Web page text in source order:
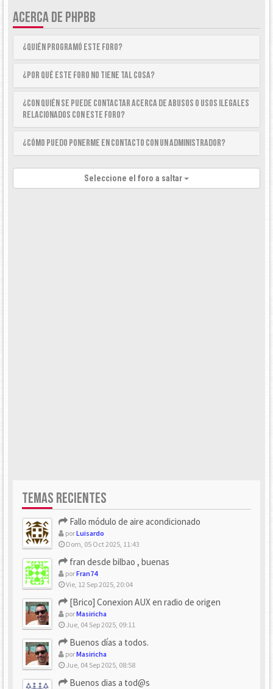
ACERCA DE PHPBB
¿Quién programó este foro?
¿Por qué este foro no tiene tal cosa?
¿Con quién se puede contactar acerca de abusos o usos ilegales
relacionados con este foro?
¿Cómo puedo ponerme en contacto con un Administrador?
Seleccione el foro a saltar
TEMAS RECIENTES
Fallo módulo de aire acondicionado
porLuisardo
Dom, 05 Oct 2025, 11:43
fran desde bilbao , buenas
porFran74
Vie, 12 Sep 2025, 20:04
[Brico] Conexion AUX en radio de origen
porMasiricha
Jue, 04 Sep 2025, 09:11
Buenos días a todos.
porMasiricha
Jue, 04 Sep 2025, 08:58
Buenos dias a tod@s